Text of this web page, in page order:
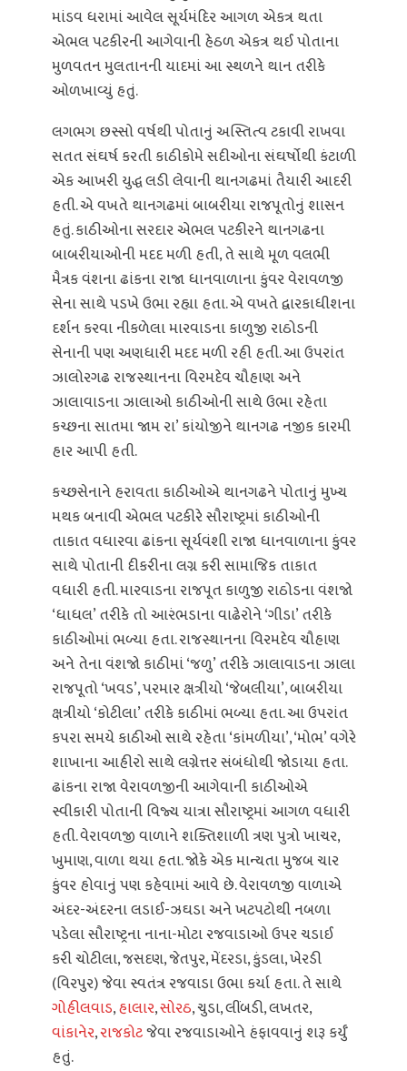
માંડવ ધરામાં આવેલ સૂર્યમંદિર આગળ એકત્ર થતા
એભલ પટકીરની આગેવાની હેઠળ એકત્ર થઈ પોતાના
મુળવતન મુલતાનની યાદમાં આ સ્થળને થાન તરીકે
ઓળખાવ્યું હતું.
લગભગ છસ્સો વર્ષથી પોતાનું અસ્તિત્વ ટકાવી રાખવા
સતત સંઘર્ષ કરતી કાઠીકોમે સદીઓના સંઘર્ષોથી કંટાળી
એક આખરી યુદ્ધ લડી લેવાની થાનગઢમાં તૈયારી આદરી
હતી. એ વખતે થાનગઢમાં બાબરીયા રાજપૂતોનું શાસન
હતું. કાઠીઓના સરદાર એભલ પટકીરને થાનગઢના
બાબરીયાઓની મદદ મળી હતી, તે સાથે મૂળ વલભી
મૈત્રક વંશના ઢાંકના રાજા ધાનવાળાના કુંવર વેરાવળજી
સેના સાથે પડખે ઉભા રહ્યા હતા. એ વખતે દ્વારકાધીશના
દર્શન કરવા નીકળેલા મારવાડના કાળુજી રાઠોડની
સેનાની પણ અણધારી મદદ મળી રહી હતી. આ ઉપરાંત
ઝાલોરગઢ રાજસ્થાનના વિરમદેવ ચૌહાણ અને
ઝાલાવાડના ઝાલાઓ કાઠીઓની સાથે ઉભા રહેતા
કચ્છના સાતમા જામ રા’ કાંયોજીને થાનગઢ નજીક કારમી
હાર આપી હતી.
કચ્છસેનાને હરાવતા કાઠીઓએ થાનગઢને પોતાનું મુખ્ય
મથક બનાવી એભલ પટકીરે સૌરાષ્ટ્રમાં કાઠીઓની
તાકાત વધારવા ઢાંકના સૂર્યવંશી રાજા ધાનવાળાના કુંવર
સાથે પોતાની દીકરીના લગ્ન કરી સામાજિક તાકાત
વધારી હતી. મારવાડના રાજપૂત કાળુજી રાઠોડના વંશજો
‘ધાધલ’ તરીકે તો આરંભડાના વાઢેરોને ‘ગીડા’ તરીકે
કાઠીઓમાં ભળ્યા હતા. રાજસ્થાનના વિરમદેવ ચૌહાણ
અને તેના વંશજો કાઠીમાં ‘જળુ’ તરીકે ઝાલાવાડના ઝાલા
રાજપૂતો ‘ખવડ’, પરમાર ક્ષત્રીયો ‘જેબલીયા’, બાબરીયા
ક્ષત્રીયો ‘કોટીલા’ તરીકે કાઠીમાં ભળ્યા હતા. આ ઉપરાંત
કપરા સમયે કાઠીઓ સાથે રહેતા ‘કાંમળીયા’, ‘મોભ’ વગેરે
શાખાના આહીરો સાથે લગ્નેત્તર સંબંધોથી જોડાયા હતા.
ઢાંકના રાજા વેરાવળજીની આગેવાની કાઠીઓએ
સ્વીકારી પોતાની વિજ્ય યાત્રા સૌરાષ્ટ્રમાં આગળ વધારી
હતી. વેરાવળજી વાળાને શક્તિશાળી ત્રણ પુત્રો ખાચર,
ખુમાણ, વાળા થયા હતા. જોકે એક માન્યતા મુજબ ચાર
કુંવર હોવાનું પણ કહેવામાં આવે છે. વેરાવળજી વાળાએ
અંદર-અંદરના લડાઈ-ઝઘડા અને ખટપટોથી નબળા
પડેલા સૌરાષ્ટ્રના નાના-મોટા રજવાડાઓ ઉપર ચડાઈ
કરી ચોટીલા, જસદણ, જેતપુર, મેંદરડા, કુંડલા, ખેરડી
(વિરપુર) જેવા સ્વતંત્ર રજવાડા ઉભા કર્યા હતા. તે સાથે
ગોહીલવાડ,હાલાર,સોરઠ, ચુડા, લીંબડી, લખતર,
વાંકાનેર,રાજકોટજેવા રજવાડાઓને હંફાવવાનું શરૂ કર્યુઁ
હતું.